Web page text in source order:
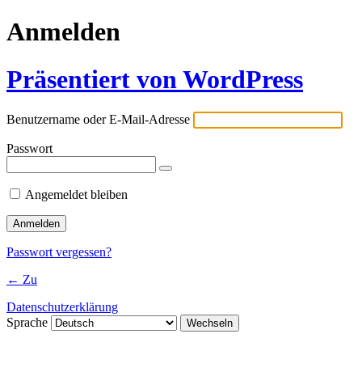
Anmelden
Präsentiert von WordPress
Benutzername oder E-Mail-Adresse
Passwort
Angemeldet bleiben
Passwort vergessen?
← Zu
Datenschutzerklärung
Sprache